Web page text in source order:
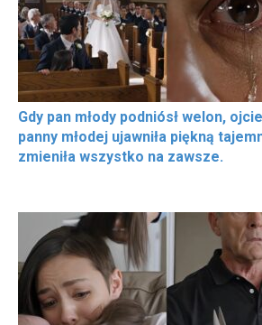
Gdy pan młody podniósł welon,
panny młodej ujawniła piękną
zmieniła wszystko na zawsze.